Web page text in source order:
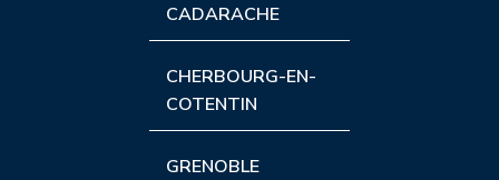
CADARACHE
CHERBOURG-EN-
COTENTIN
GRENOBLE